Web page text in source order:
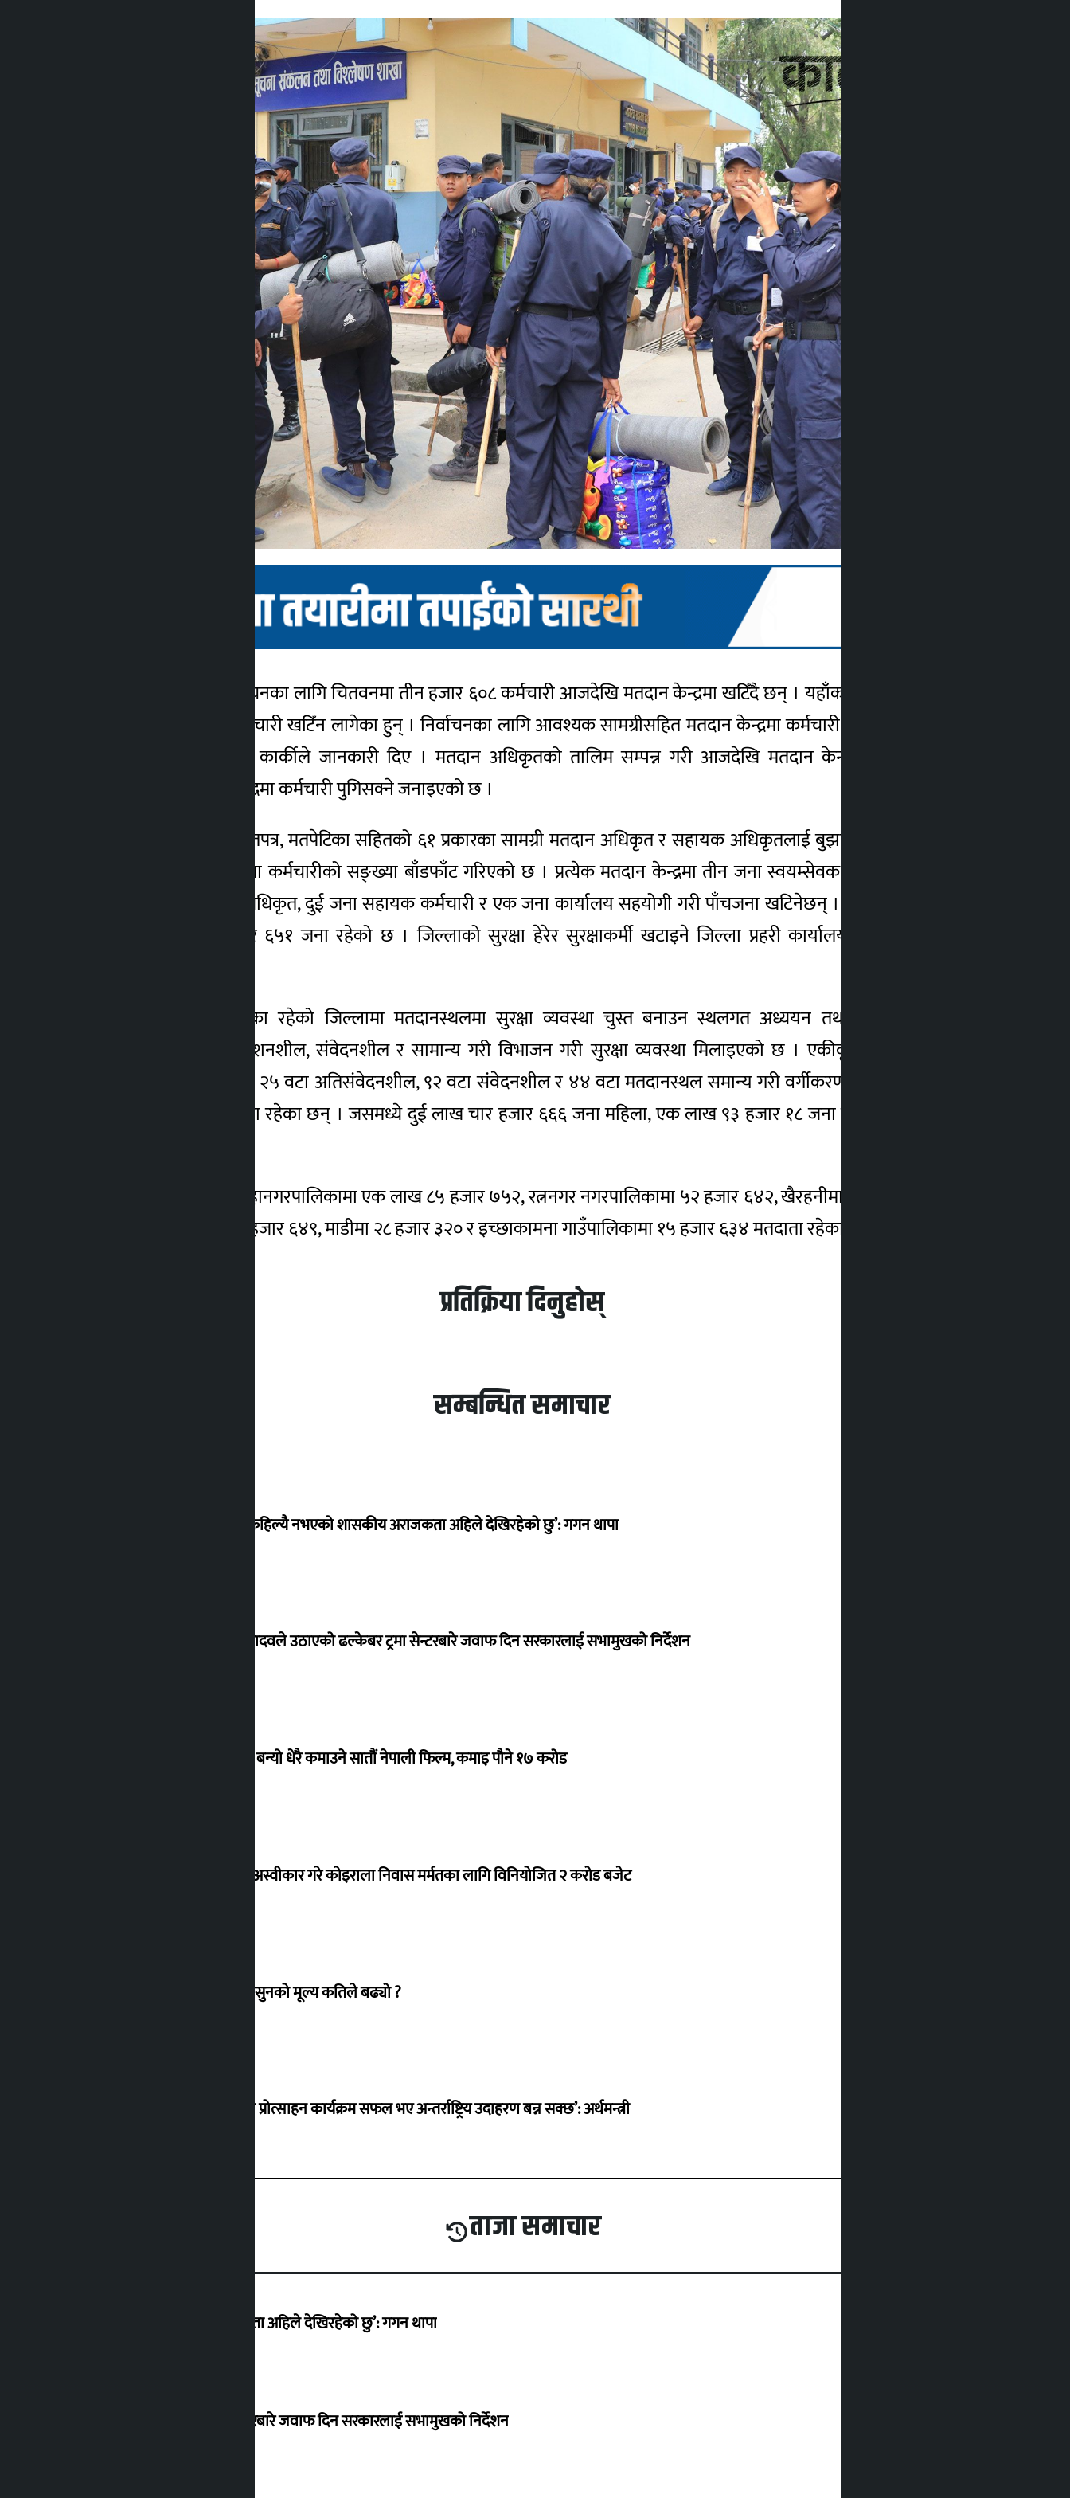
चितवन । स्थानीय तह निर्वाचनका लागि चितवनमा तीन हजार ६०८ कर्मचारी आजदेखि मतदान केन्द्रमा खटिँदै छन् । यहाँका १६१ मतदानस्थलमा रहेका
४५१ मतदान केन्द्रमा ती कर्मचारी खटिँन लागेका हुन् । निर्वाचनका लागि आवश्यक सामग्रीसहित मतदान केन्द्रमा कर्मचारी खटाइएको जिल्ला निर्वाचन
कार्यालयका प्रमुख भीमसेन कार्कीले जानकारी दिए । मतदान अधिकृतको तालिम सम्पन्न गरी आजदेखि मतदान केन्द्रमा खटाइएको हो । आज
साँझसम्ममा सबै मतदान केन्द्रमा कर्मचारी पुगिसक्ने जनाइएको छ ।
निर्वाचनका लागि आएको मतपत्र, मतपेटिका सहितको ६१ प्रकारका सामग्री मतदान अधिकृत र सहायक अधिकृतलाई बुझाइएको कार्कीको भनाइ छ ।
मतदाता सङ्ख्याको आधारमा कर्मचारीको सङ्ख्या बाँडफाँट गरिएको छ । प्रत्येक मतदान केन्द्रमा तीन जना स्वयम्सेवक खटिने छन् । त्यस्तै मतदान
अधिकृत, सहायक मतदान अधिकृत, दुई जना सहायक कर्मचारी र एक जना कार्यालय सहयोगी गरी पाँचजना खटिनेछन् । निर्वाचनमा जिल्लामा म्यादी
प्रहरीको सङ्ख्या एक हजार ६५१ जना रहेको छ । जिल्लाको सुरक्षा हेरेर सुरक्षाकर्मी खटाइने जिल्ला प्रहरी कार्यालय चितवनका प्रवक्ता नरहरि
उनका अनुसार सात पालिका रहेको जिल्लामा मतदानस्थलमा सुरक्षा व्यवस्था चुस्त बनाउन स्थलगत अध्ययन तथा अनुगमन भइरहेको छ ।
मतदानस्थललाई अति संवेदशनशील, संवेदनशील र सामान्य गरी विभाजन गरी सुरक्षा व्यवस्था मिलाइएको छ । एकीकृत सुरक्षा योजना समितिले
सुरक्षाका हिसाबले जिल्लामा २५ वटा अतिसंवेदनशील, ९२ वटा संवेदनशील र ४४ वटा मतदानस्थल समान्य गरी वर्गीकरण गरेको छ । जिल्लाभर तीन
लाख ९७ हजार ६८५ मतदाता रहेका छन् । जसमध्ये दुई लाख चार हजार ६६६ जना महिला, एक लाख ९३ हजार १८ जना पुरुष र एक जना तेस्रो लिङ्गी
कूल मतदातामध्ये भरतपुर महानगरपालिकामा एक लाख ८५ हजार ७५२, रत्ननगर नगरपालिकामा ५२ हजार ६४२, खैरहनीमा ४३ हजार ५३१, कालिकामा
३१ हजार १५७, राप्तीमा ४० हजार ६४९, माडीमा २८ हजार ३२० र इच्छाकामना गाउँपालिकामा १५ हजार ६३४ मतदाता रहेका छन् । –रासस
प्रतिक्रिया दिनुहोस्
सम्बन्धित समाचार
‘देशमा कहिल्यै नभएको शासकीय अराजकता अहिले देखिरहेको छु’: गगन थापा
सांसद यादवले उठाएको ढल्केबर ट्रमा सेन्टरबारे जवाफ दिन सरकारलाई सभामुखको निर्देशन
‘गौंथली’ बन्यो धेरै कमाउने सातौं नेपाली फिल्म, कमाइ पौने १७ करोड
शेखरले अस्वीकार गरे कोइराला निवास मर्मतका लागि विनियोजित २ करोड बजेट
शुक्रबार सुनको मूल्य कतिले बढ्यो ?
‘करदाता प्रोत्साहन कार्यक्रम सफल भए अन्तर्राष्ट्रिय उदाहरण बन्न सक्छ’: अर्थमन्त्री
ताजा समाचार
‘देशमा कहिल्यै नभएको शासकीय अराजकता अहिले देखिरहेको छु’: गगन थापा
सांसद यादवले उठाएको ढल्केबर ट्रमा सेन्टरबारे जवाफ दिन सरकारलाई सभामुखको निर्देशन